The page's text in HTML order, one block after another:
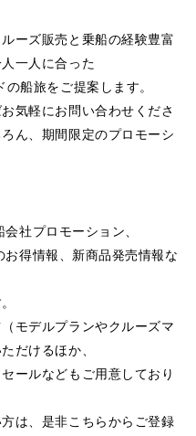
ーズ販売と乗船の経験豊富
一人に合った
船旅をご提案します。
気軽にお問い合わせくださ
ん、期間限定のプロモーシ
会社プロモーション、
お得情報、新商品発売情報な
モデルプランやクルーズマ
だけるほか、
ールなどもご用意しており
は、是非こちらからご登録